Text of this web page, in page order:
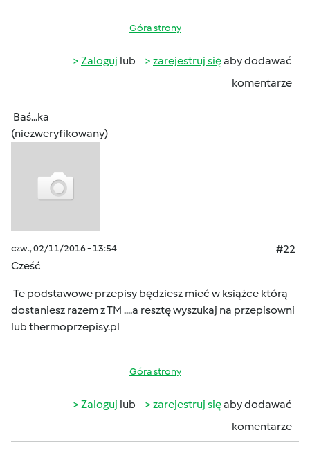
Góra strony
Zaloguj lub zarejestruj sięaby dodawać
komentarze
Baś...ka
(niezweryfikowany)
czw., 02/11/2016 - 13:54
#22
Cześć
Te podstawowe przepisy będziesz mieć w książce którą
dostaniesz razem z TM ....a resztę wyszukaj na przepisowni
lub thermoprzepisy.pl
Góra strony
Zaloguj lub zarejestruj sięaby dodawać
komentarze